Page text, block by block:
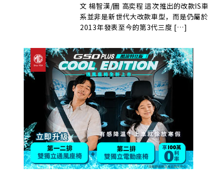
文 楊智漢/圖 高奕程 這次推出的改款IS車
系並非是新世代大改款車型，而是仍屬於
2013年發表至今的第3代三度 […]